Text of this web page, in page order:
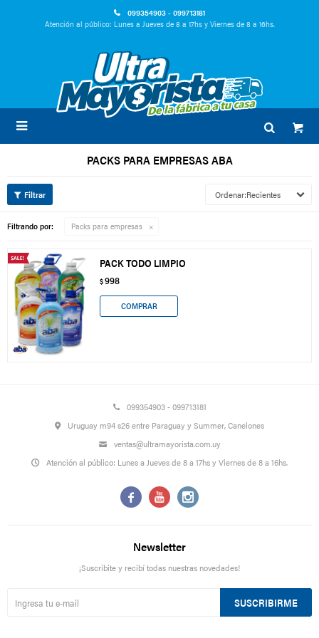
099354903 - 099713181
Atención al público: Lunes a Jueves de 8 a 17hs y Viernes de 8 a 16hs.

PACKS PARA EMPRESAS ABA
Recientes
Filtrando por: Packs para empresas
PACK TODO LIMPIO
$998
099354903 - 099713181
Uruguay m94 s26 entre Paraguay y Summer, Canelones
ventas@ultramayorista.com.uy
Atención al público: Lunes a Jueves de 8 a 17hs y Viernes de 8 a 16hs.
  
Newsletter
¡Suscribite y recibí todas nuestras novedades!
SUSCRIBIRME